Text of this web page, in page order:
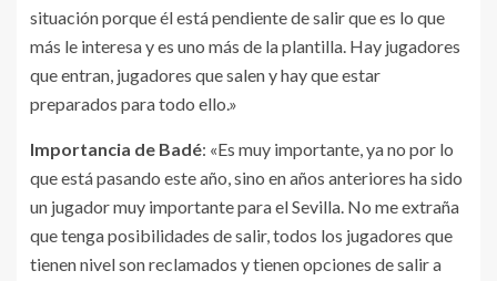
situación porque él está pendiente de salir que es lo que
más le interesa y es uno más de la plantilla. Hay jugadores
que entran, jugadores que salen y hay que estar
preparados para todo ello.»
Importancia de Badé: «Es muy importante, ya no por lo
que está pasando este año, sino en años anteriores ha sido
un jugador muy importante para el Sevilla. No me extraña
que tenga posibilidades de salir, todos los jugadores que
tienen nivel son reclamados y tienen opciones de salir a